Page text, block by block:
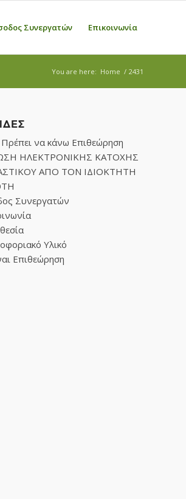
Συνεργατών Επικοινωνία
You are here: Home / 2431
Πρέπει να κάνω Επιθεώρηση
ΗΛΕΚΤΡΟΝΙΚΗΣ ΚΑΤΟΧΗΣ
ΑΠΟ ΤΟΝ ΙΔΙΟΚΤΗΤΗ
Συνεργατών
Υλικό
Επιθεώρηση